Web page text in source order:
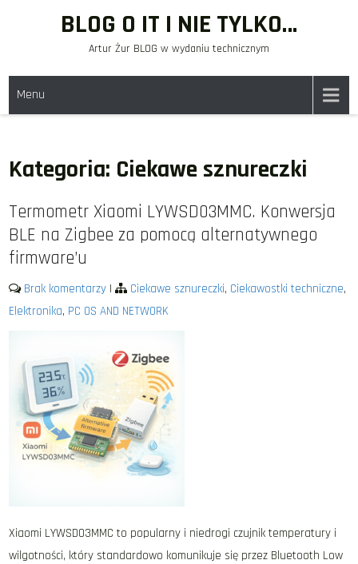
BLOG O IT I NIE TYLKO…
Artur Żur BLOG w wydaniu technicznym
Menu
Kategoria: Ciekawe sznureczki
Termometr Xiaomi LYWSD03MMC. Konwersja
BLE na Zigbee za pomocą alternatywnego
firmware’u
Brak komentarzy | Ciekawe sznureczki, Ciekawostki techniczne,
Elektronika, PC OS AND NETWORK
Xiaomi LYWSD03MMC to popularny i niedrogi czujnik temperatury i
wilgotności, który standardowo komunikuje się przez Bluetooth Low